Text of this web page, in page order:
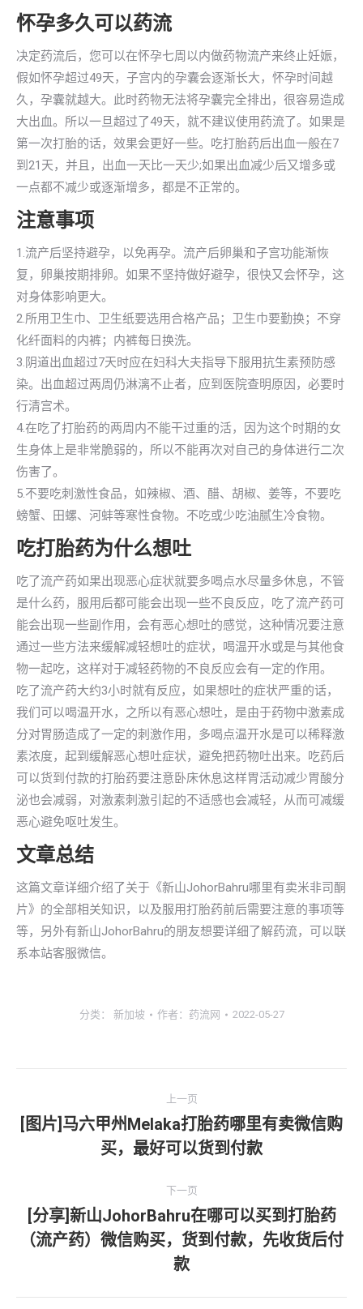
怀孕多久可以药流
决定药流后，您可以在怀孕七周以内做药物流产来终止妊娠，
假如怀孕超过49天，子宫内的孕囊会逐渐长大，怀孕时间越
久，孕囊就越大。此时药物无法将孕囊完全排出，很容易造成
大出血。所以一旦超过了49天，就不建议使用药流了。如果是
第一次打胎的话，效果会更好一些。吃打胎药后出血一般在7
到21天，并且，出血一天比一天少;如果出血减少后又增多或
一点都不减少或逐渐增多，都是不正常的。
注意事项
1.流产后坚持避孕，以免再孕。流产后卵巢和子宫功能渐恢
复，卵巢按期排卵。如果不坚持做好避孕，很快又会怀孕，这
对身体影响更大。
2.所用卫生巾、卫生纸要选用合格产品；卫生巾要勤换；不穿
化纤面料的内裤；内裤每日换洗。
3.阴道出血超过7天时应在妇科大夫指导下服用抗生素预防感
染。出血超过两周仍淋漓不止者，应到医院查明原因，必要时
行清宫术。
4.在吃了打胎药的两周内不能干过重的活，因为这个时期的女
生身体上是非常脆弱的，所以不能再次对自己的身体进行二次
伤害了。
5.不要吃刺激性食品，如辣椒、酒、醋、胡椒、姜等，不要吃
螃蟹、田螺、河蚌等寒性食物。不吃或少吃油腻生冷食物。
吃打胎药为什么想吐
吃了流产药如果出现恶心症状就要多喝点水尽量多休息，不管
是什么药，服用后都可能会出现一些不良反应，吃了流产药可
能会出现一些副作用，会有恶心想吐的感觉，这种情况要注意
通过一些方法来缓解减轻想吐的症状，喝温开水或是与其他食
物一起吃，这样对于减轻药物的不良反应会有一定的作用。
吃了流产药大约3小时就有反应，如果想吐的症状严重的话，
我们可以喝温开水，之所以有恶心想吐，是由于药物中激素成
分对胃肠造成了一定的刺激作用，多喝点温开水是可以稀释激
素浓度，起到缓解恶心想吐症状，避免把药物吐出来。吃药后
可以货到付款的打胎药要注意卧床休息这样胃活动减少胃酸分
泌也会减弱，对激素刺激引起的不适感也会减轻，从而可减缓
恶心避免呕吐发生。
文章总结
这篇文章详细介绍了关于《新山JohorBahru哪里有卖米非司酮
片》的全部相关知识，以及服用打胎药前后需要注意的事项等
等，另外有新山JohorBahru的朋友想要详细了解药流，可以联
系本站客服微信。
分类： 新加坡 作者： 药流网 2022-05-27
章
上一页
上
一
[图片]马六甲州Melaka打胎药哪里有卖微信购
买，最好可以货到付款
下一页
下
一
[分享]新山JohorBahru在哪可以买到打胎药
（流产药）微信购买，货到付款，先收货后付
款